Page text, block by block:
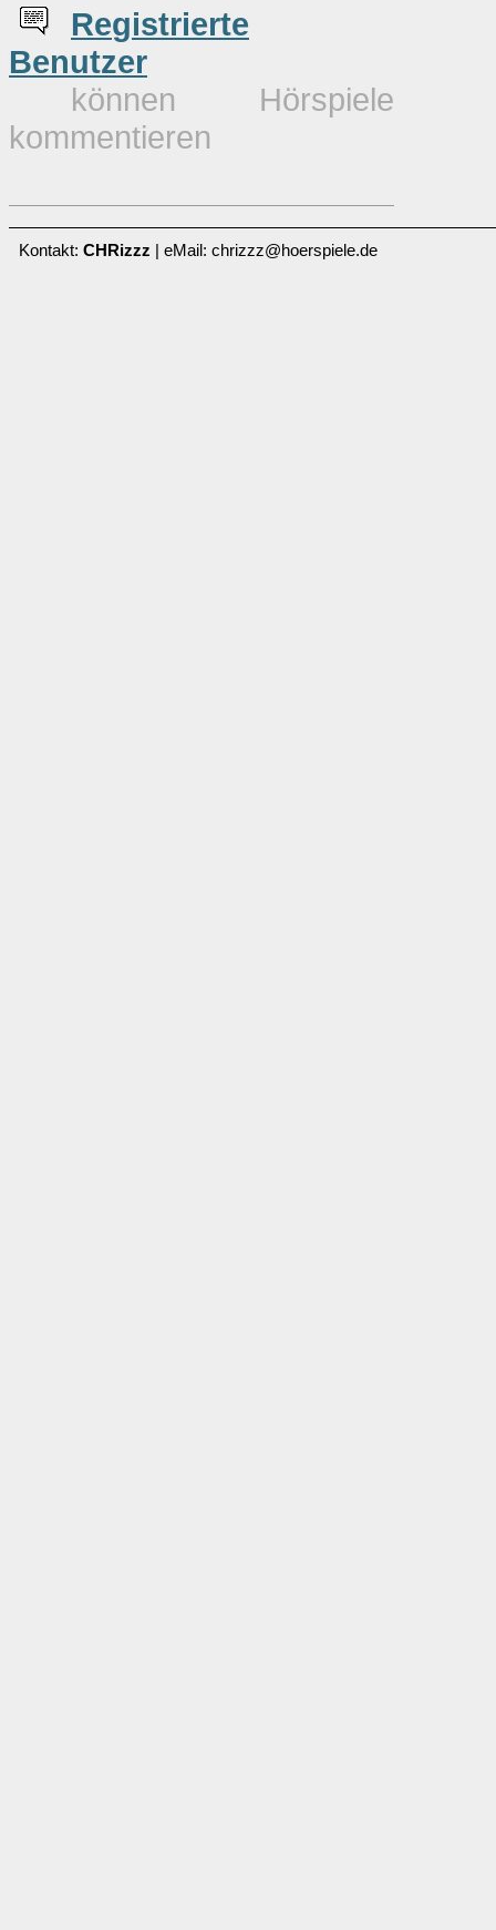
Registrierte
Benutzer
können Hörspiele
kommentieren
Kontakt: CHRizzz | eMail: chrizzz@hoerspiele.de